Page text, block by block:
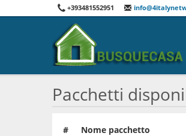
+393481552951
Pacchetti
# Nome pacchetto